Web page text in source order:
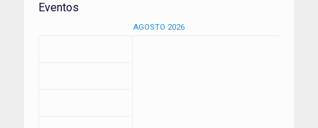
Eventos
AGOSTO 2026